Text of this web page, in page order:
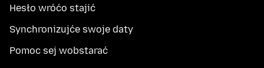
Hesło wróćo stajić
Synchronizujće swoje daty
Pomoc sej wobstarać